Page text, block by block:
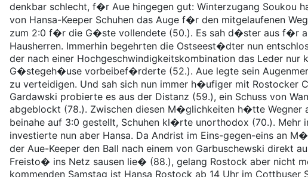
denkbar schlecht, f�r Aue hingegen gut: Winterzugang Soukou
von Hansa-Keeper Schuhen das Auge f�r den mitgelaufenen
zum 2:0 f�r die G�ste vollendete (50.). Es sah d�ster aus f�r
Hausherren. Immerhin begehrten die Ostseest�dter nun
der nach einer Hochgeschwindigkeitskombination das Leder nur
G�stegeh�use vorbeibef�rderte (52.). Aue legte sein
zu verteidigen. Und sah sich nun immer h�ufiger mit Rostocker
Gardawski probierte es aus der Distanz (59.), ein Schuss von
abgeblockt (78.). Zwischen diesen M�glichkeiten h�tte Wegner
beinahe auf 3:0 gestellt, Schuhen kl�rte unorthodox (70.). Mehr
investierte nun aber Hansa. Da Andrist im Eins-gegen-eins an
der Aue-Keeper den Ball nach einem von Garbuschewski direkt
Freisto� ins Netz sausen lie� (88.), gelang Rostock aber nicht
kommenden Samstag ist Hansa Rostock ab 14 Uhr im Cottbuser